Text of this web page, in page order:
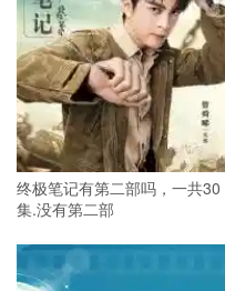
终极笔记有第二部吗，一共30
集.没有第二部